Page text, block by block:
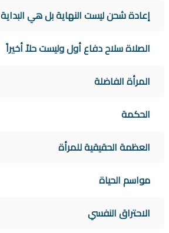
إعادة شحن ليست النهاية بل هي البداية
الصلاة سلاح دفاع أول وليست حلاً أخيراً
المرأة الفاضلة
الحكمة
العظمة الحقيقية للمرأة
مواسم الحياة
الاحتراق النفسي